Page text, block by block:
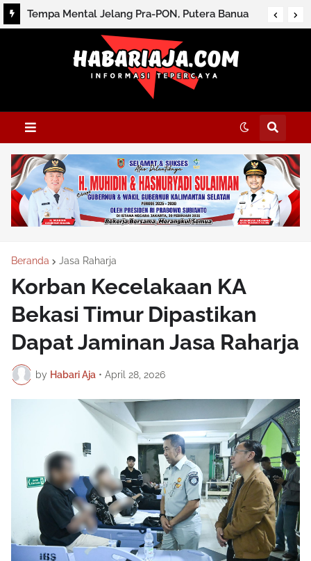
Tempa Mental Jelang Pra-PON, Putera Banua
Ikut Nusantara Futsal League
Beranda Jasa Raharja
Korban Kecelakaan KA
Bekasi Timur Dipastikan
Dapat Jaminan Jasa Raharja
by Habari Aja • April 28, 2026